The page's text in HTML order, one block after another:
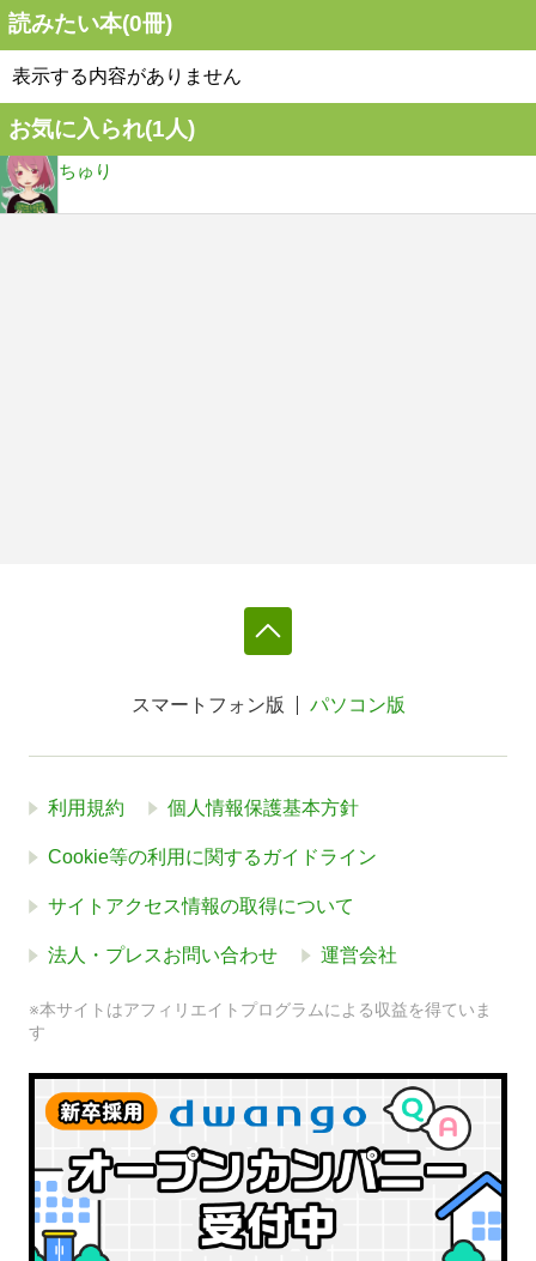
読みたい本(0冊)
表示する内容がありません
お気に入られ(1人)
ちゅり
スマートフォン版 パソコン版
利用規約 個人情報保護基本方針
Cookie等の利用に関するガイドライン
サイトアクセス情報の取得について
法人・プレスお問い合わせ 運営会社
※本サイトはアフィリエイトプログラムによる収益を得ていま
す